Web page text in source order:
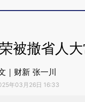
被撤省人
｜财新 张一川
年03月26日 16:33